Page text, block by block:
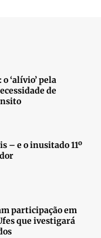
‘alívio’ pela
de
– e o inusitado 11º
participação em
que ivestigará